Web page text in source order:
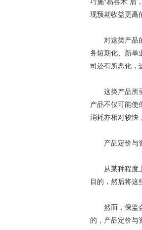
现预期收益更高
对这类产品的
务短期化、新单
司还有所恶化，
这类产品所呈
产品不仅可能使
消耗亦相对较快
产品定价与资
从某种程度上
目的，然后将这
然而，保监会
的，产品定价与